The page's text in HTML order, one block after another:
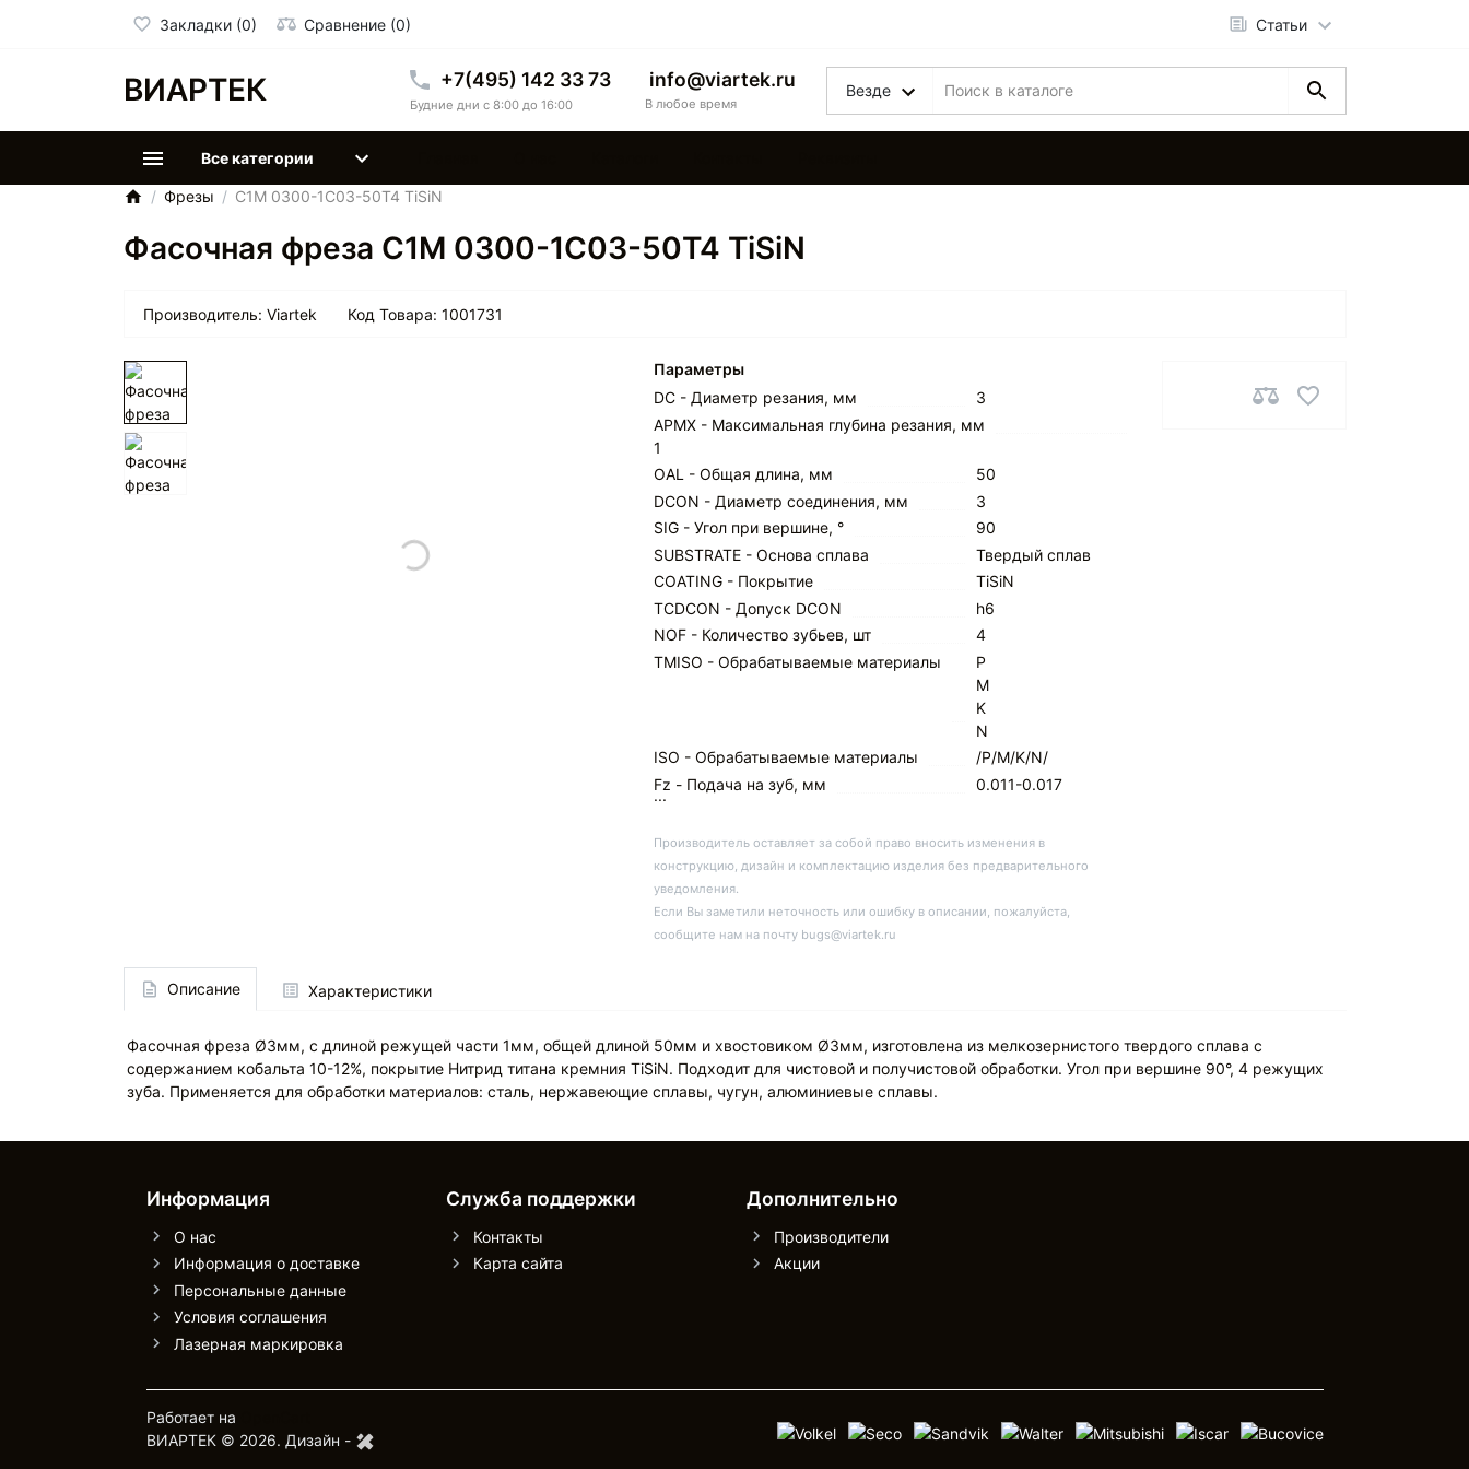
Закладки (0) Сравнение (0) Статьи
ВИАРТЕК +7(495) 142 33 73
Будние дни с 8:00 до 16:00
info@viartek.ru
В любое время
Везде
Все категории
Фрезы C1M 0300-1C03-50T4 TiSiN
Фасочная фреза C1M 0300-1C03-50T4 TiSiN
Производитель: Viartek Код Товара: 1001731
Параметры
DC - Диаметр резания, мм
3
APMX - Максимальная глубина резания, мм
1
OAL - Общая длина, мм
50
DCON - Диаметр соединения, мм
3
SIG - Угол при вершине, °
90
SUBSTRATE - Основа сплава
Твердый сплав
COATING - Покрытие
TiSiN
TCDCON - Допуск DCON
h6
NOF - Количество зубьев, шт
4
TMISO - Обрабатываемые материалы
P
M
K
N
ISO - Обрабатываемые материалы
/P/M/K/N/
Fz - Подача на зуб, мм
0.011-0.017
...
Производитель оставляет за собой право вносить изменения в
конструкцию, дизайн и комплектацию изделия без предварительного
уведомления.
Если Вы заметили неточность или ошибку в описании, пожалуйста,
сообщите нам на почту bugs@viartek.ru
Описание Характеристики
Фасочная фреза Ø3мм, с длиной режущей части 1мм, общей длиной 50мм и хвостовиком Ø3мм, изготовлена из мелкозернистого твердого сплава с
содержанием кобальта 10-12%, покрытие Нитрид титана кремния TiSiN. Подходит для чистовой и получистовой обработки. Угол при вершине 90°, 4 режущих
зуба. Применяется для обработки материалов: сталь, нержавеющие сплавы, чугун, алюминиевые сплавы.
Информация
О нас
Информация о доставке
Персональные данные
Условия соглашения
Лазерная маркировка
Служба поддержки
Контакты
Карта сайта
Дополнительно
Производители
Акции
Работает на
ВИАРТЕК © 2026. Дизайн -